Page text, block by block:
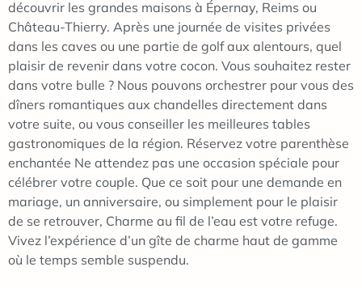
découvrir les grandes maisons à Épernay, Reims ou
Château-Thierry. Après une journée de visites privées
dans les caves ou une partie de golf aux alentours, quel
plaisir de revenir dans votre cocon. Vous souhaitez rester
dans votre bulle ? Nous pouvons orchestrer pour vous des
dîners romantiques aux chandelles directement dans
votre suite, ou vous conseiller les meilleures tables
gastronomiques de la région. Réservez votre parenthèse
enchantée Ne attendez pas une occasion spéciale pour
célébrer votre couple. Que ce soit pour une demande en
mariage, un anniversaire, ou simplement pour le plaisir
de se retrouver, Charme au fil de l’eau est votre refuge.
Vivez l’expérience d’un gîte de charme haut de gamme
où le temps semble suspendu.